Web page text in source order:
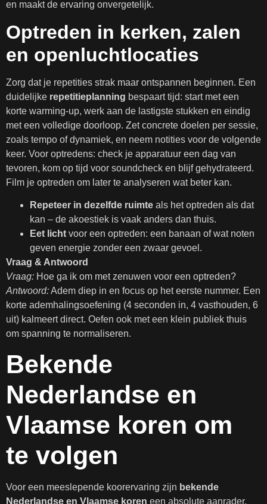
en maakt de ervaring onvergetelijk.
Optreden in kerken, zalen
en openluchtlocaties
Zorg dat je repetities strak maar ontspannen beginnen. Een
duidelijke repetitieplanning bespaart tijd: start met een
korte warming-up, werk aan de lastigste stukken en eindig
met een volledige doorloop. Zet concrete doelen per sessie,
zoals tempo of dynamiek, en neem notities voor de volgende
keer. Voor optredens: check je apparatuur een dag van
tevoren, kom op tijd voor soundcheck en blijf gehydrateerd.
Film je optreden om later te analyseren wat beter kan.
Repeteer in dezelfde ruimte als het optreden als dat
kan – de akoestiek is vaak anders dan thuis.
Eet licht voor een optreden: een banaan of wat noten
geven energie zonder een zwaar gevoel.
Vraag & Antwoord
Vraag: Hoe ga ik om met zenuwen voor een optreden?
Antwoord:Adem diep in en focus op het eerste nummer. Een
korte ademhalingsoefening (4 seconden in, 4 vasthouden, 6
uit) kalmeert direct. Oefen ook met een klein publiek thuis
om spanning te normaliseren.
Bekende
Nederlandse en
Vlaamse koren om
te volgen
Voor een meeslepende koorervaring zijn bekende
Nederlandse en Vlaamse koren een absolute aanrader.